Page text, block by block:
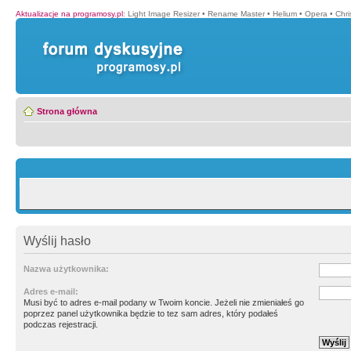
Aktualizacje na programosy.pl: Light Image Resizer • Rename Master • Helium • Opera •
Strona główna
Wyślij hasło
Nazwa użytkownika:
Adres e-mail:
Musi być to adres e-mail podany w Twoim koncie. Jeżeli nie zmieniałeś go
poprzez panel użytkownika będzie to tez sam adres, który podałeś
podczas rejestracji.